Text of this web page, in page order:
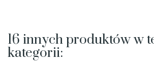
16 innych produktów w
kategorii: